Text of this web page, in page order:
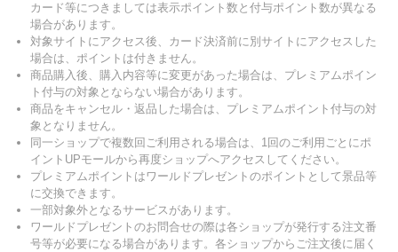
カード等につきましては表示ポイント数と付与ポイント数が異なる
場合があります。
対象サイトにアクセス後、カード決済前に別サイトにアクセスした
場合は、ポイントは付きません。
商品購入後、購入内容等に変更があった場合は、プレミアムポイン
ト付与の対象とならない場合があります。
商品をキャンセル・返品した場合は、プレミアムポイント付与の対
象となりません。
同一ショップで複数回ご利用される場合は、1回のご利用ごとにポ
イントUPモールから再度ショップへアクセスしてください。
プレミアムポイントはワールドプレゼントのポイントとして景品等
に交換できます。
一部対象外となるサービスがあります。
ワールドプレゼントのお問合せの際は各ショップが発行する注文番
号等が必要になる場合があります。各ショップからご注文後に届く